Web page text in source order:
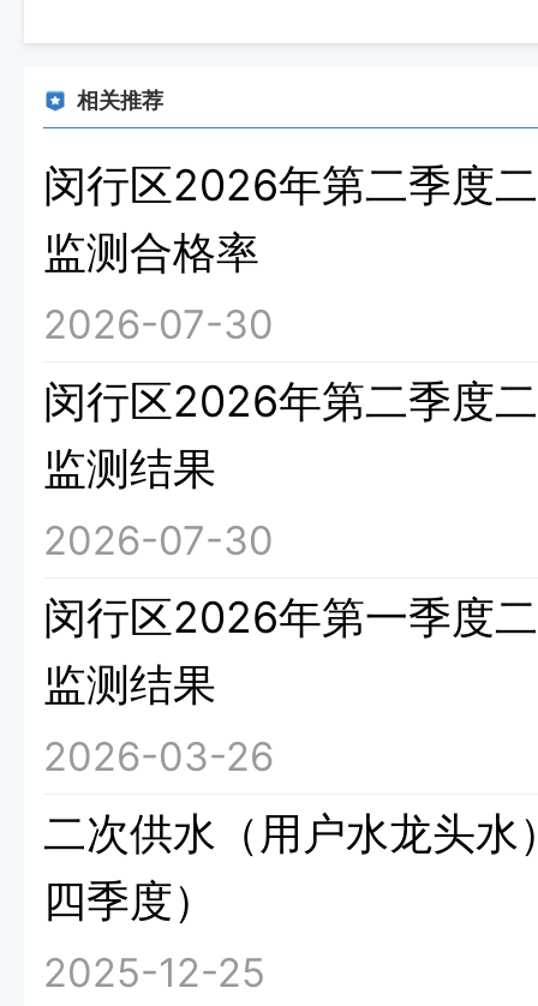
相关推荐
闵行区2026年第二季度
监测合格率
2026-07-30
闵行区2026年第二季度
监测结果
2026-07-30
闵行区2026年第一季度
监测结果
2026-03-26
二次供水（用户水龙头
四季度）
2025-12-25